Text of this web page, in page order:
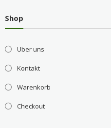
Shop
Über uns
Kontakt
Warenkorb
Checkout